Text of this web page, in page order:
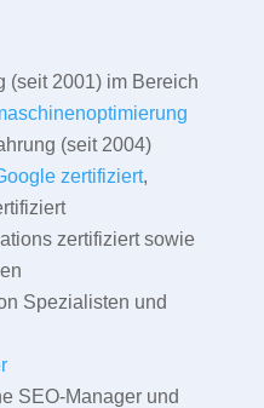
(seit 2001) im Bereich
(seit 2004)
zertifiziert,
zertifiziert sowie
Spezialisten und
SEO-Manager und